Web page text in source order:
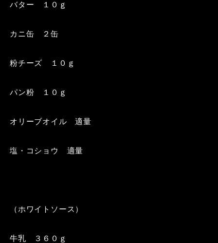
バター １０ｇ
カニ缶 ２缶
粉チーズ １０ｇ
パン粉 １０ｇ
オリーブオイル 適量
塩・コショウ 適量
（ホワイトソース）
牛乳 ３６０ｇ